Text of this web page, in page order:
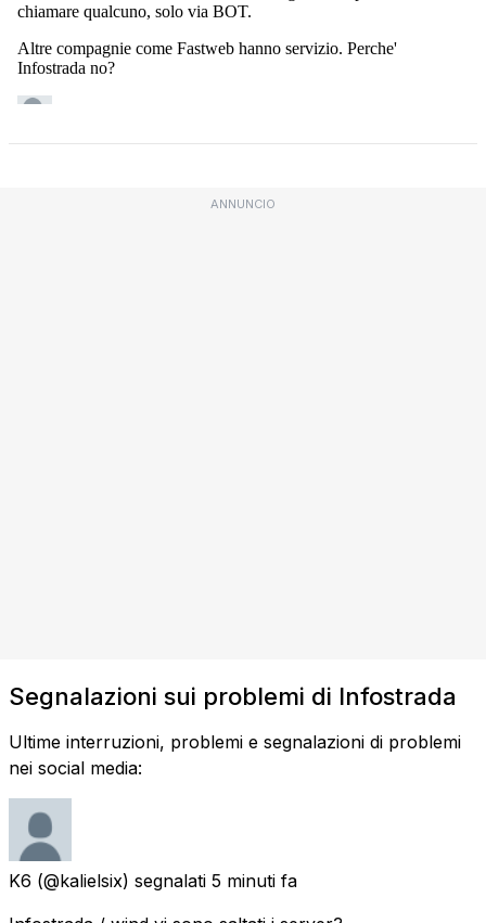
ANNUNCIO
Segnalazioni sui problemi di Infostrada
Ultime interruzioni, problemi e segnalazioni di problemi
nei social media:
K6 (@kalielsix) segnalati 5 minuti fa